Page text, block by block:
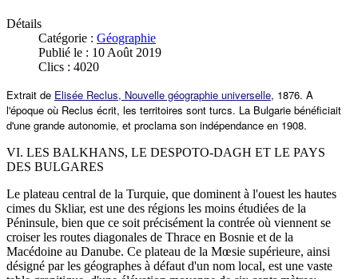
Détails
Catégorie : Géographie
Publié le : 10 Août 2019
Clics : 4020
Extrait de Elisée Reclus, Nouvelle géographie universelle, 1876. A
l'époque où Reclus écrit, les territoires sont turcs. La Bulgarie bénéficiait
d'une grande autonomie, et proclama son indépendance en 1908.
VI. LES BALKHANS, LE DESPOTO-DAGH ET LE PAYS
DES BULGARES
Le plateau central de la Turquie, que dominent à l'ouest les hautes
cimes du Skliar, est une des régions les moins étudiées de la
Péninsule, bien que ce soit précisément la contrée où viennent se
croiser les routes diagonales de Thrace en Bosnie et de la
Macédoine au Danube. Ce plateau de la Mœsie supérieure, ainsi
désigné par les géographes à défaut d'un nom local, est une vaste